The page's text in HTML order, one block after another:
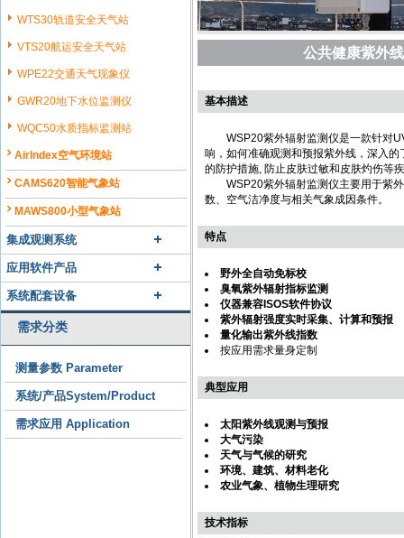
WTS30轨道安全天气站
VTS20航运安全天气站
WPE22交通天气现象仪
GWR20地下水位监测仪
WQC50水质指标监测站
AirIndex空气环境站
CAMS620智能气象站
MAWS800小型气象站
集成观测系统
应用软件产品
系统配套设备
需求分类
测量参数 Parameter
系统/产品System/Product
需求应用 Application
公共健康紫外
基本描述
WSP20紫外辐射监测仪是一款针对
响，如何准确观测和预报紫外线，深入
的防护措施, 防止皮肤过敏和皮肤灼伤等
WSP20紫外辐射监测仪主要用于紫外
数、空气洁净度与相关气象成因条件。
特点
野外全自动免标校
臭氧紫外辐射指标监测
仪器兼容ISOS软件协议
紫外辐射强度实时采集、计算和预报
量化输出紫外线指数
按应用需求量身定制
典型应用
太阳紫外线观测与预报
大气污染
天气与气候的研究
环境、建筑、材料老化
农业气象、植物生理研究
技术指标